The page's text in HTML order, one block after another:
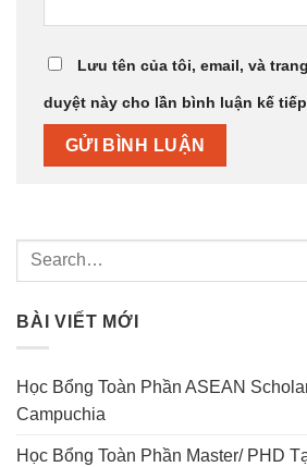
Lưu tên của tôi, email, và
duyệt này cho lần bình luận kế
BÀI VIẾT MỚI
Học Bổng Toàn Phần ASEAN
Campuchia
Học Bổng Toàn Phần Master/ PHD